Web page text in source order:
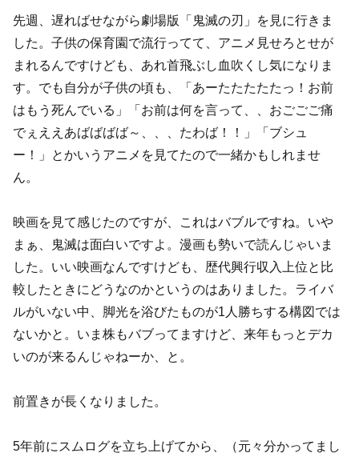
先週、遅ればせながら劇場版「鬼滅の刃」を見に行きま
した。子供の保育園で流行ってて、アニメ見せろとせが
まれるんですけども、あれ首飛ぶし血吹くし気になりま
す。でも自分が子供の頃も、「あーたたたたたっ！お前
はもう死んでいる」「お前は何を言って、、おごごご痛
でぇええあばばばば～、、、たわば！！」「ブシュ
ー！」とかいうアニメを見てたので一緒かもしれませ
ん。
映画を見て感じたのですが、これはバブルですね。いや
まぁ、鬼滅は面白いですよ。漫画も勢いで読んじゃいま
した。いい映画なんですけども、歴代興行収入上位と比
較したときにどうなのかというのはありました。ライバ
ルがいない中、脚光を浴びたものが1人勝ちする構図では
ないかと。いま株もバブってますけど、来年もっとデカ
いのが来るんじゃねーか、と。
前置きが長くなりました。
5年前にスムログを立ち上げてから、（元々分かってまし